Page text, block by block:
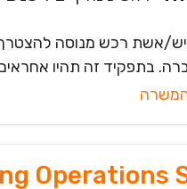
בתפקיד זה תהיו אחראים
המשרה
Operations